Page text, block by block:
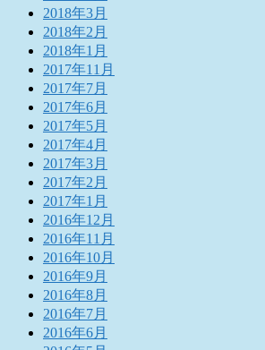
2018年3月
2018年2月
2018年1月
2017年11月
2017年7月
2017年6月
2017年5月
2017年4月
2017年3月
2017年2月
2017年1月
2016年12月
2016年11月
2016年10月
2016年9月
2016年8月
2016年7月
2016年6月